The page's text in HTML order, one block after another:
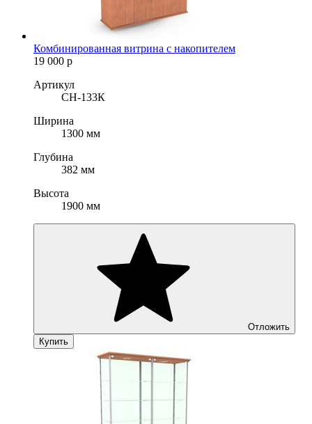
Комбинированная витрина с накопителем
19 000 р
Артикул
СН-133К
Ширина
1300 мм
Глубина
382 мм
Высота
1900 мм
Отложить
Купить